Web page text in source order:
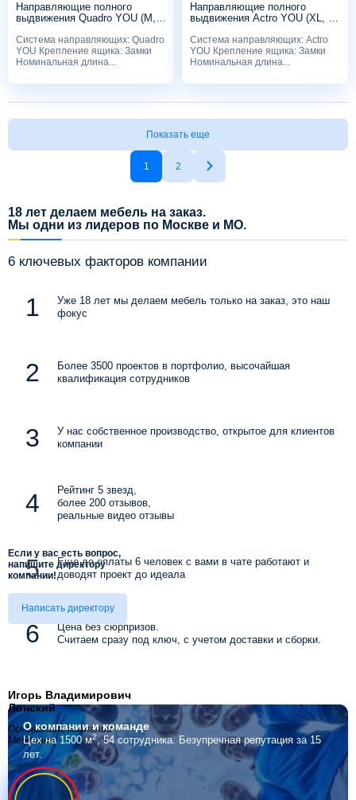
Направляющие полного
выдвижения Quadro YOU (M,
замками
Система направляющих: Quadro
YOU Крепление ящика: Замки
Номинальная длина...
Направляющие полного
выдвижения Actro YOU (XL, 70
замками
Система направляющих: Actro
YOU Крепление ящика: Замки
Номинальная длина...
Показать еще
1 2
18 лет делаем мебель на заказ.
Мы одни из лидеров по Москве и МО.
6 ключевых факторов компании
Уже 18 лет мы делаем мебель только на заказ, это наш
фокус
Более 3500 проектов в портфолио, высочайшая
квалификация сотрудников
У нас собственное производство, открытое для клиентов
компании
Рейтинг 5 звезд,
более 200 отзывов,
реальные видео отзывы
Еще до оплаты 6 человек с вами в чате работают и
доводят проект до идеала
Цена без сюрпризов.
Считаем сразу под ключ, с учетом доставки и сборки.
Если у вас есть вопрос,
напишите директору
компании!
Написать директору
Игорь Владимирович
Лонский
Основатель компании
Мебелино
О компаниии команде
Цех на 1500 м2, 54 сотрудника. Безупречная репутация за 15
лет.